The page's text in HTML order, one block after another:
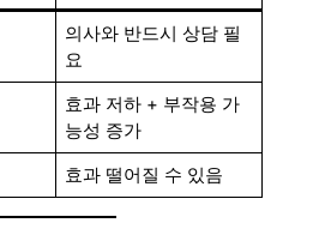
의사와 반드시 상담 필
요
효과 저하 + 부작용 가
능성 증가
효과 떨어질 수 있음